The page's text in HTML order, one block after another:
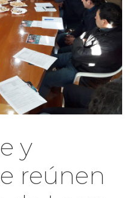
y
reúnen